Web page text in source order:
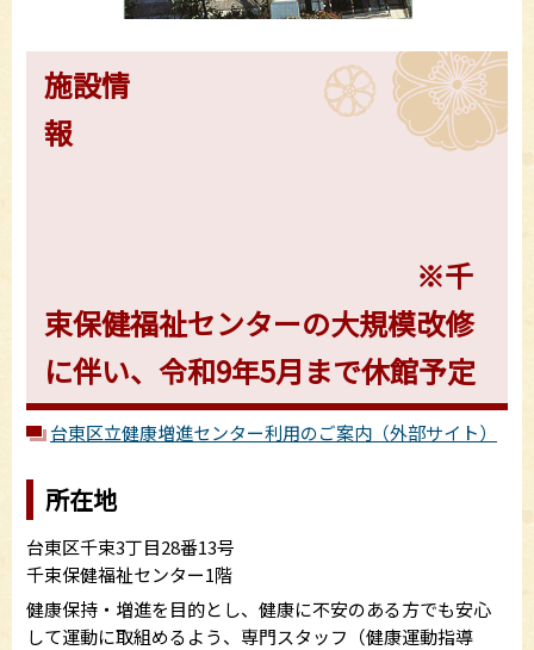
施設情
報
※千
束保健福祉センターの大規模改修
に伴い、令和9年5月まで休館予定
台東区立健康増進センター利用のご案内（外部サイト）
所在地
台東区千束3丁目28番13号
千束保健福祉センター1階
健康保持・増進を目的とし、健康に不安のある方でも安心
して運動に取組めるよう、専門スタッフ（健康運動指導